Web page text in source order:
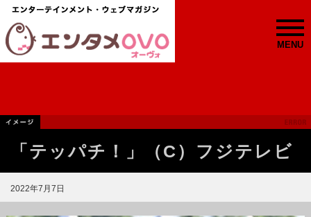
MENU
「テッパチ！」（C）フジテレビ
2022年7月7日